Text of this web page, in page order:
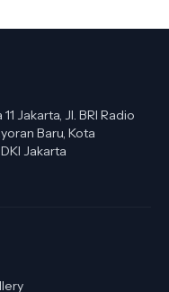
Jakarta, Jl. BRI Radio
Baru, Kota
Jakarta